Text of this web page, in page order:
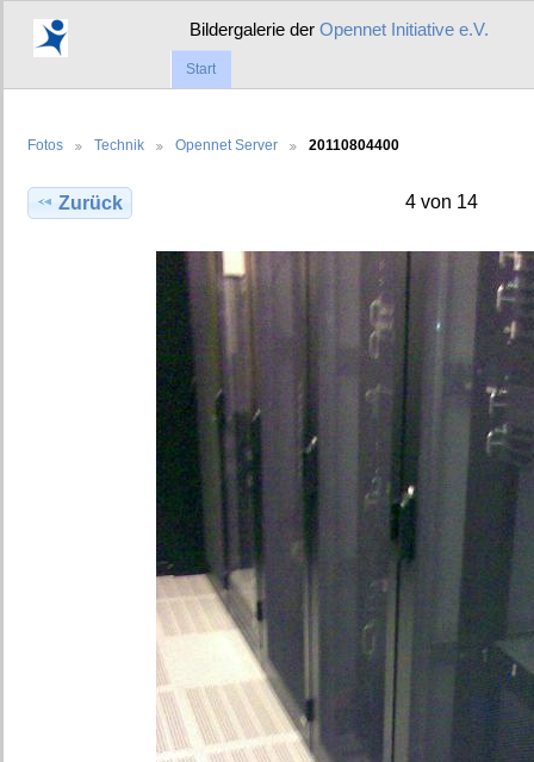
Bildergalerie derOpennet Initiative e.V.
Start
Fotos Technik Opennet Server 20110804400
Zurück 4 von 14